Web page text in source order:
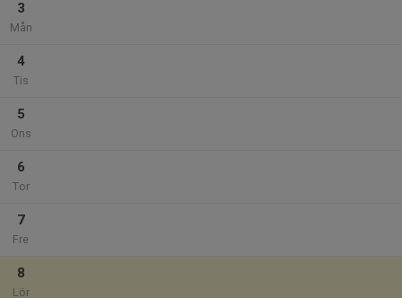
3
Mån
4
Tis
5
Ons
6
Tor
7
Fre
8
Lör